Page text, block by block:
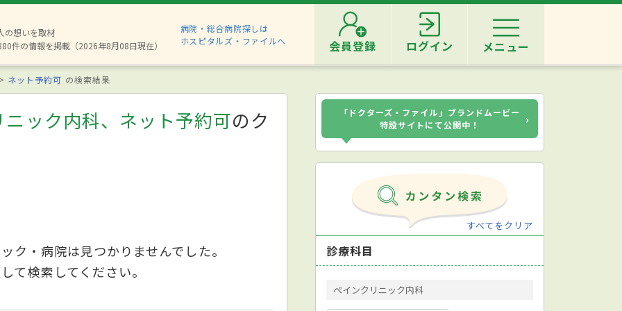
の想いを取材
件の情報を掲載（2026年8月08日現在）
病院・総合病院探しは
ホスピタルズ・ファイルへ
会員登録 ログイン メニュー
ネット予約可 の検索結果
ック内科、ネット予約可のク
ク・病院は見つかりませんでした。
て検索してください。
「ドクターズ・ファイル」ブランドムービー
特設サイトにて公開中！
›
すべてをクリア
診療科目
ペインクリニック内科